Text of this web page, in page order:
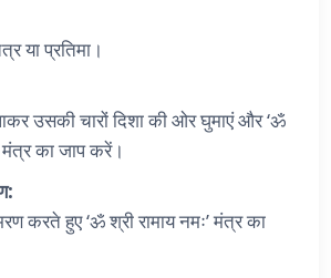
या प्रतिमा।
उसकी चारों दिशा की ओर घुमाएं और ‘ॐ
मंत्र का जाप करें।
करते हुए ‘ॐ श्री रामाय नमः’ मंत्र का